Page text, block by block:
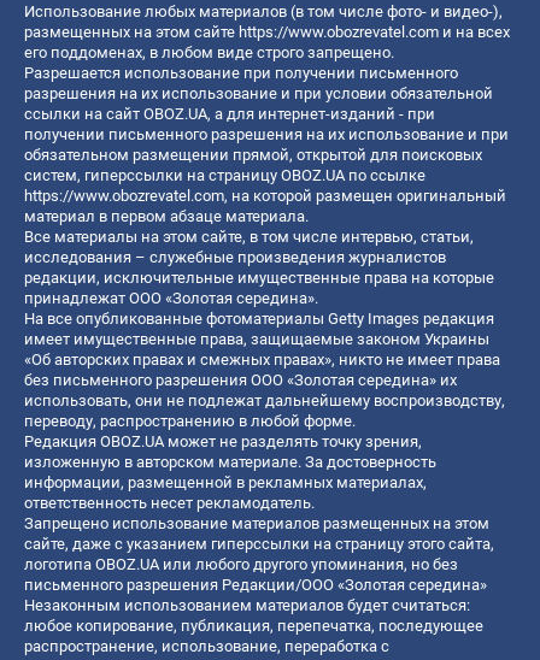
Использование любых материалов (в том числе фото- и видео-),
размещенных на этом сайте https://www.obozrevatel.com и на всех
его поддоменах, в любом виде строго запрещено.
Разрешается использование при получении письменного
разрешения на их использование и при условии обязательной
ссылки на сайт OBOZ.UA, а для интернет-изданий - при
получении письменного разрешения на их использование и при
обязательном размещении прямой, открытой для поисковых
систем, гиперссылки на страницу OBOZ.UA по ссылке
https://www.obozrevatel.com, на которой размещен оригинальный
материал в первом абзаце материала.
Все материалы на этом сайте, в том числе интервью, статьи,
исследования – служебные произведения журналистов
редакции, исключительные имущественные права на которые
принадлежат ООО «Золотая середина».
На все опубликованные фотоматериалы Getty Images редакция
имеет имущественные права, защищаемые законом Украины
«Об авторских правах и смежных правах», никто не имеет права
без письменного разрешения ООО «Золотая середина» их
использовать, они не подлежат дальнейшему воспроизводству,
переводу, распространению в любой форме.
Редакция OBOZ.UA может не разделять точку зрения,
изложенную в авторском материале. За достоверность
информации, размещенной в рекламных материалах,
ответственность несет рекламодатель.
Запрещено использование материалов размещенных на этом
сайте, даже с указанием гиперссылки на страницу этого сайта,
логотипа OBOZ.UA или любого другого упоминания, но без
письменного разрешения Редакции/ООО «Золотая середина»
Незаконным использованием материалов будет считаться:
любое копирование, публикация, перепечатка, последующее
распространение, использование, переработка с